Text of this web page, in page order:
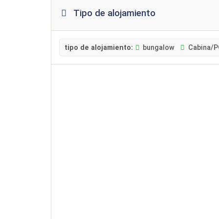
Tipo de alojamiento
tipo de alojamiento: bungalow Cabina/